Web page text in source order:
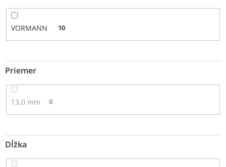
VORMANN 10
Priemer
13,0 mm 0
Dĺžka